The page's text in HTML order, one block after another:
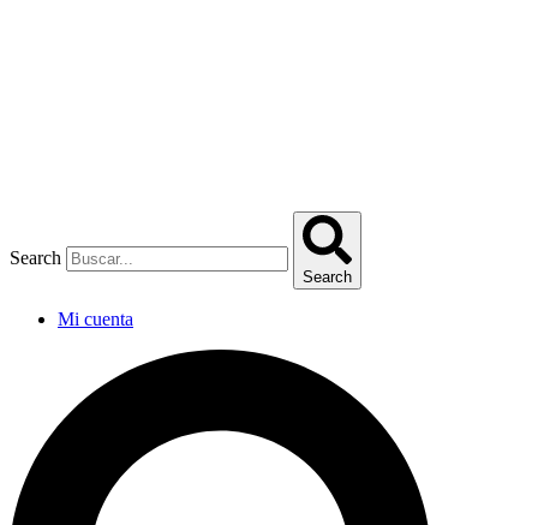
Search
Search
Mi cuenta